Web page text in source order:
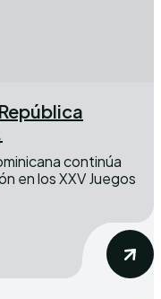
continúa
en los XXV Juegos